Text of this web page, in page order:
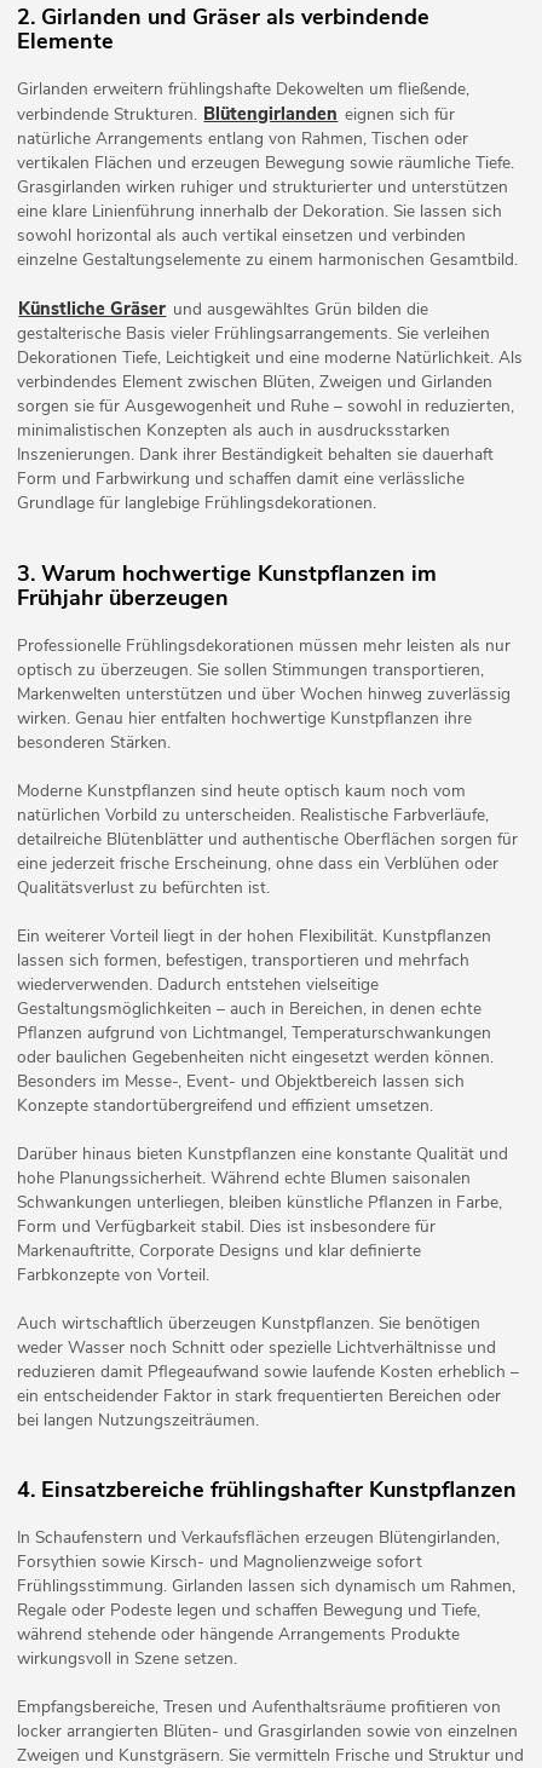
2. Girlanden und Gräser als verbindende
Elemente
Girlanden erweitern frühlingshafte Dekowelten um fließende,
verbindende Strukturen. Blütengirlanden eignen sich für
natürliche Arrangements entlang von Rahmen, Tischen oder
vertikalen Flächen und erzeugen Bewegung sowie räumliche Tiefe.
Grasgirlanden wirken ruhiger und strukturierter und unterstützen
eine klare Linienführung innerhalb der Dekoration. Sie lassen sich
sowohl horizontal als auch vertikal einsetzen und verbinden
einzelne Gestaltungselemente zu einem harmonischen Gesamtbild.
Künstliche Gräser und ausgewähltes Grün bilden die
gestalterische Basis vieler Frühlingsarrangements. Sie verleihen
Dekorationen Tiefe, Leichtigkeit und eine moderne Natürlichkeit. Als
verbindendes Element zwischen Blüten, Zweigen und Girlanden
sorgen sie für Ausgewogenheit und Ruhe – sowohl in reduzierten,
minimalistischen Konzepten als auch in ausdrucksstarken
Inszenierungen. Dank ihrer Beständigkeit behalten sie dauerhaft
Form und Farbwirkung und schaffen damit eine verlässliche
Grundlage für langlebige Frühlingsdekorationen.
3. Warum hochwertige Kunstpflanzen im
Frühjahr überzeugen
Professionelle Frühlingsdekorationen müssen mehr leisten als nur
optisch zu überzeugen. Sie sollen Stimmungen transportieren,
Markenwelten unterstützen und über Wochen hinweg zuverlässig
wirken. Genau hier entfalten hochwertige Kunstpflanzen ihre
besonderen Stärken.
Moderne Kunstpflanzen sind heute optisch kaum noch vom
natürlichen Vorbild zu unterscheiden. Realistische Farbverläufe,
detailreiche Blütenblätter und authentische Oberflächen sorgen für
eine jederzeit frische Erscheinung, ohne dass ein Verblühen oder
Qualitätsverlust zu befürchten ist.
Ein weiterer Vorteil liegt in der hohen Flexibilität. Kunstpflanzen
lassen sich formen, befestigen, transportieren und mehrfach
wiederverwenden. Dadurch entstehen vielseitige
Gestaltungsmöglichkeiten – auch in Bereichen, in denen echte
Pflanzen aufgrund von Lichtmangel, Temperaturschwankungen
oder baulichen Gegebenheiten nicht eingesetzt werden können.
Besonders im Messe-, Event- und Objektbereich lassen sich
Konzepte standortübergreifend und effizient umsetzen.
Darüber hinaus bieten Kunstpflanzen eine konstante Qualität und
hohe Planungssicherheit. Während echte Blumen saisonalen
Schwankungen unterliegen, bleiben künstliche Pflanzen in Farbe,
Form und Verfügbarkeit stabil. Dies ist insbesondere für
Markenauftritte, Corporate Designs und klar definierte
Farbkonzepte von Vorteil.
Auch wirtschaftlich überzeugen Kunstpflanzen. Sie benötigen
weder Wasser noch Schnitt oder spezielle Lichtverhältnisse und
reduzieren damit Pflegeaufwand sowie laufende Kosten erheblich –
ein entscheidender Faktor in stark frequentierten Bereichen oder
bei langen Nutzungszeiträumen.
4. Einsatzbereiche frühlingshafter Kunstpflanzen
In Schaufenstern und Verkaufsflächen erzeugen Blütengirlanden,
Forsythien sowie Kirsch- und Magnolienzweige sofort
Frühlingsstimmung. Girlanden lassen sich dynamisch um Rahmen,
Regale oder Podeste legen und schaffen Bewegung und Tiefe,
während stehende oder hängende Arrangements Produkte
wirkungsvoll in Szene setzen.
Empfangsbereiche, Tresen und Aufenthaltsräume profitieren von
locker arrangierten Blüten- und Grasgirlanden sowie von einzelnen
Zweigen und Kunstgräsern. Sie vermitteln Frische und Struktur und